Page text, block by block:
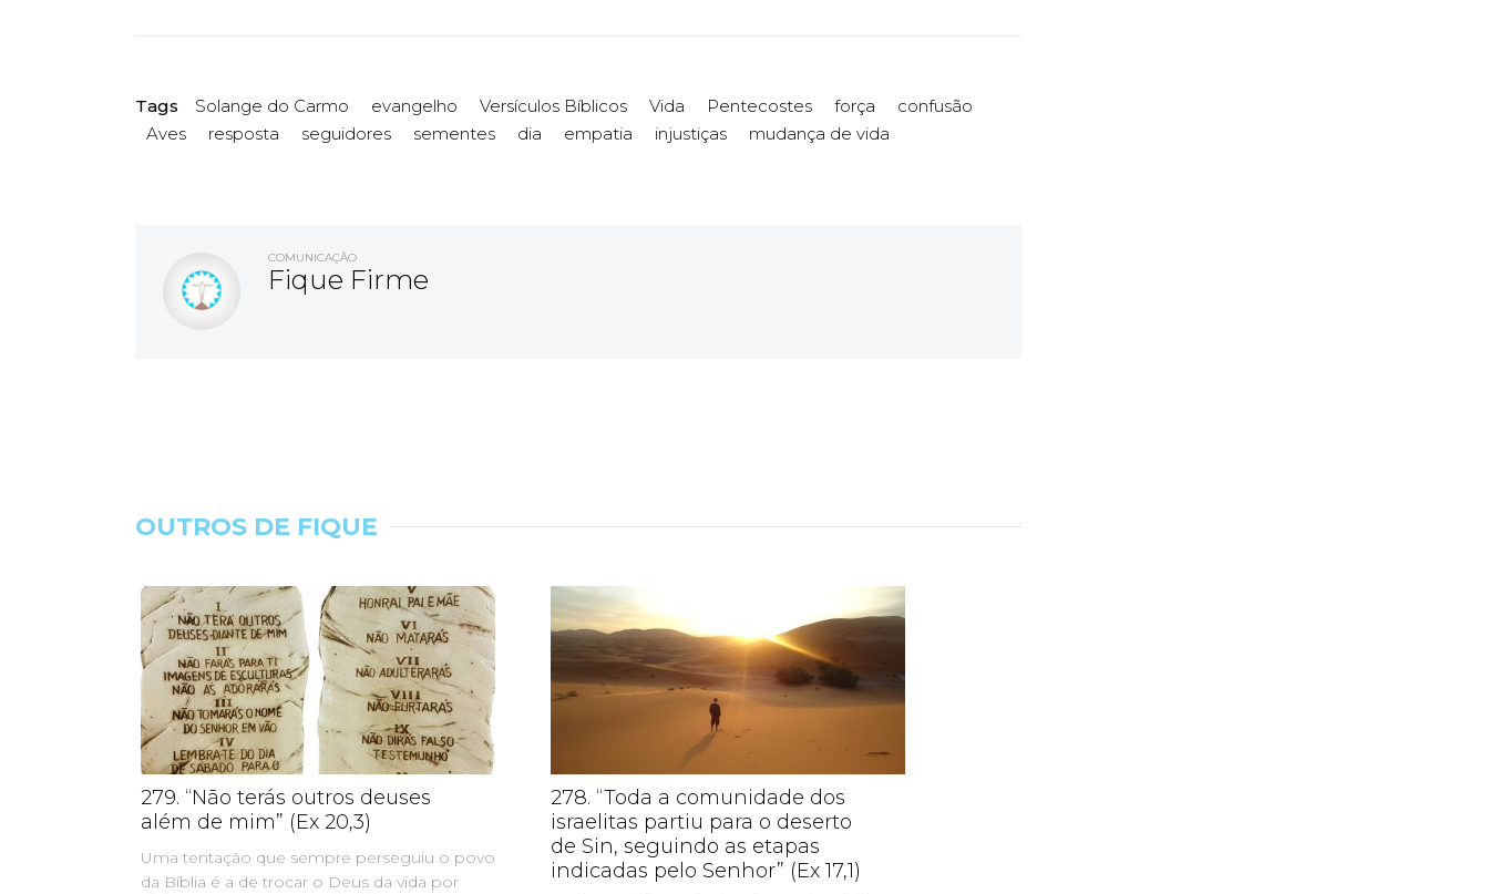
Tags Solange do Carmo evangelho Versículos Bíblicos Vida Pentecostes força
confusão
Aves
resposta seguidores sementes dia empatia injustiças mudança de vida
COMUNICAÇÃO
Fique Firme
OUTROS DE FIQUE
279. “Não terás outros deuses
além de mim” (Ex 20,3)
Uma tentação que sempre perseguiu o povo
da Bíblia é a de trocar o Deus da vida por
278. “Toda a comunidade dos
israelitas partiu para o deserto
de Sin, seguindo as etapas
indicadas pelo Senhor” (Ex 17,1)